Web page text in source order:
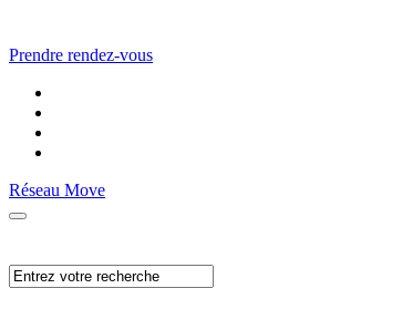
Prendre rendez-vous
Réseau Move